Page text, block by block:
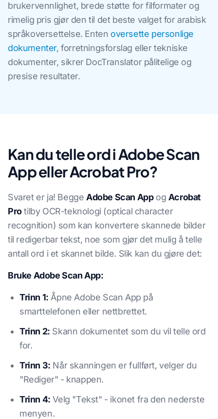
brukervennlighet, brede støtte for filformater og
rimelig pris gjør den til det beste valget for arabisk
språkoversettelse. Enten oversette personlige
dokumenter, forretningsforslag eller tekniske
dokumenter, sikrer DocTranslator pålitelige og
presise resultater.
Kan du telle ord i Adobe Scan
App eller Acrobat Pro?
Svaret er ja! Begge Adobe Scan Appog Acrobat
Protilby OCR-teknologi (optical character
recognition) som kan konvertere skannede bilder
til redigerbar tekst, noe som gjør det mulig å telle
antall ord i et skannet bilde. Slik kan du gjøre det:
Bruke Adobe Scan App:
Trinn 1: Åpne Adobe Scan App på
smarttelefonen eller nettbrettet.
Trinn 2: Skann dokumentet som du vil telle ord
for.
Trinn 3: Når skanningen er fullført, velger du
"Rediger" - knappen.
Trinn 4: Velg "Tekst" - ikonet fra den nederste
menyen.